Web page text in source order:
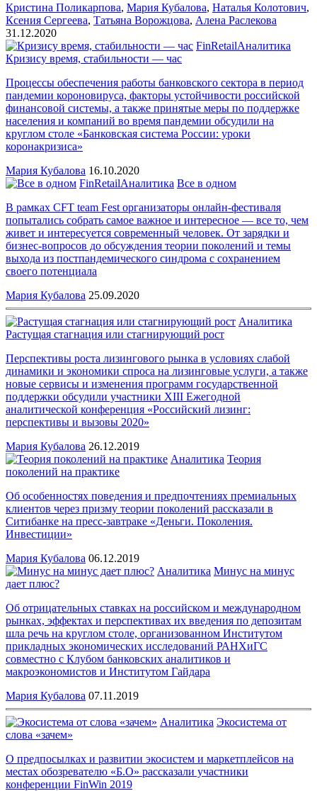
Кристина Поликарпова, Мария Кубалова, Наталья Колотович,
Ксения Сергеева, Татьяна Ворожцова, Алена Раслекова
31.12.2020
FinRetailАналитика
Кризису время, стабильности — час
Процессы обеспечения работы банковского сектора в период
пандемии короновируса, факторы устойчивости российской
финансовой системы, а также принятые меры по поддержке
населения и компаний во время пандемии обсудили на
круглом столе «Банковская система России: уроки
коронакризиса»
Мария Кубалова 16.10.2020
FinRetailАналитика Все в одном
В рамках CFT team Fest организаторы онлайн-фестиваля
попытались собрать самое важное и интересное — все то, чем
живет и интересуется современный человек. От зарядки и
бизнес-вопросов до обсуждения теории поколений и темы
выхода из постпандемического синдрома с сохранением
своего потенциала
Мария Кубалова 25.09.2020
Аналитика
Растущая стагнация или стагнирующий рост
Перспективы роста лизингового рынка в условиях слабой
динамики и экономики спроса на лизинговые услуги, а также
новые сервисы и изменения программ государственной
поддержки обсудили участники XIII Ежегодной
аналитической конференция «Российский лизинг:
перспективы и вызовы 2020»
Мария Кубалова 26.12.2019
Аналитика Теория
поколений на практике
Об особенностях поведения и предпочтениях премиальных
клиентов через призму теории поколений рассказали в
Ситибанке на пресс-завтраке «Деньги. Поколения.
Инвестиции»
Мария Кубалова 06.12.2019
Аналитика Минус на минус
дает плюс?
Об отрицательных ставках на российском и международном
рынках, эффектах и перспективах их введения по депозитам
шла речь на круглом столе, организованном Институтом
прикладных экономических исследований РАНХиГС
совместно с Клубом банковских аналитиков и
макроэкономистов и Институтом Гайдара
Мария Кубалова 07.11.2019
Аналитика Экосистема от
слова «зачем»
О предпосылках и развитии экосистем и маркетплейсов на
местах обозревателю «Б.О» рассказали участники
конференции FinWin 2019